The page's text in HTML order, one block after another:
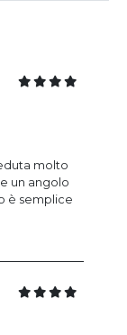
molto
un angolo
è semplice